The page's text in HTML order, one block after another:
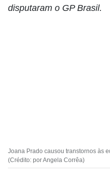
disputaram o GP Brasil.
Joana Prado causou transtornos às
(Crédito: por Angela Corrêa)